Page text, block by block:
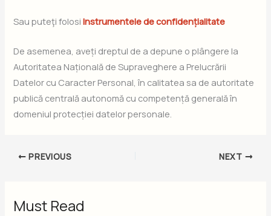
Sau puteţi folosiInstrumentele de confidențialitate
De asemenea, aveți dreptul de a depune o plângere la
Autoritatea Națională de Supraveghere a Prelucrării
Datelor cu Caracter Personal, în calitatea sa de autoritate
publică centrală autonomă cu competență generală în
domeniul protecției datelor personale.
PREVIOUS NEXT
Must Read